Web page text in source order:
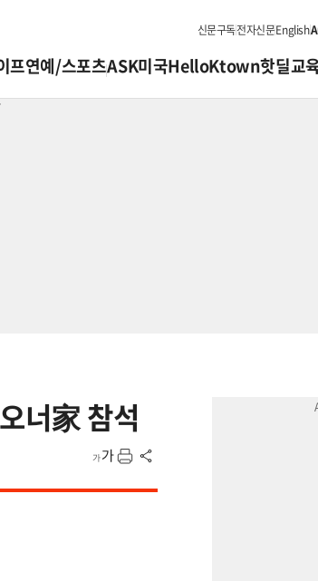
신문구독전자신문English
프연예/스포츠ASK미국HelloKtown핫딜교
너家 참석